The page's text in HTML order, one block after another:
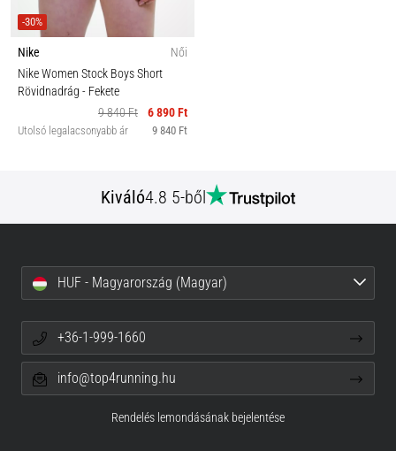
-30%
Nike
Női
Nike Women Stock Boys Short
Rövidnadrág - Fekete
9 840 Ft
6 890 Ft
Utolsó legalacsonyabb ár 9 840 Ft
Kiváló4.8 5-ből
HUF - Magyarország (Magyar)
+36-1-999-1660
info@top4running.hu
Rendelés lemondásának bejelentése